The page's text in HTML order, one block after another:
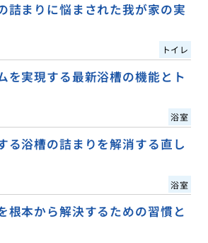
詰まりに悩まされた我が家の実
トイレ
を実現する最新浴槽の機能とト
浴室
る浴槽の詰まりを解消する直し
浴室
根本から解決するための習慣と